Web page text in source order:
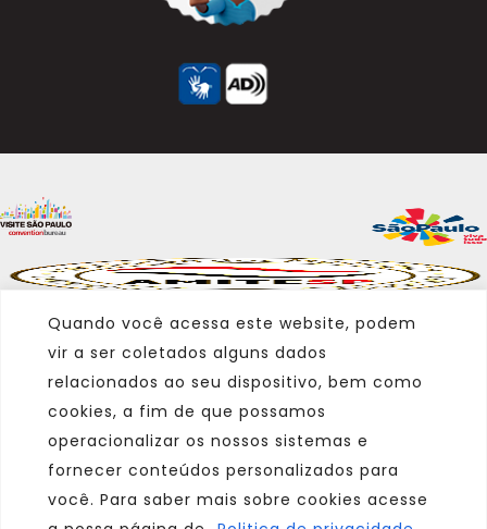
Quando você acessa este website, podem
vir a ser coletados alguns dados
relacionados ao seu dispositivo, bem como
cookies, a fim de que possamos
operacionalizar os nossos sistemas e
fornecer conteúdos personalizados para
você. Para saber mais sobre cookies acesse